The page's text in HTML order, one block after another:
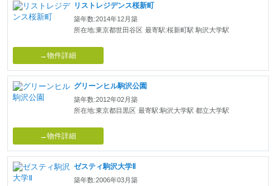
リストレジデンス桜新町
築年数:2014年12月築
所在地:東京都世田谷区 最寄駅:桜新町駅 駒沢大学駅
→物件詳細
グリーンヒル駒沢公園
築年数:2012年02月築
所在地:東京都目黒区 最寄駅:駒沢大学駅 都立大学駅
→物件詳細
ゼスティ駒沢大学Ⅱ
築年数:2006年03月築